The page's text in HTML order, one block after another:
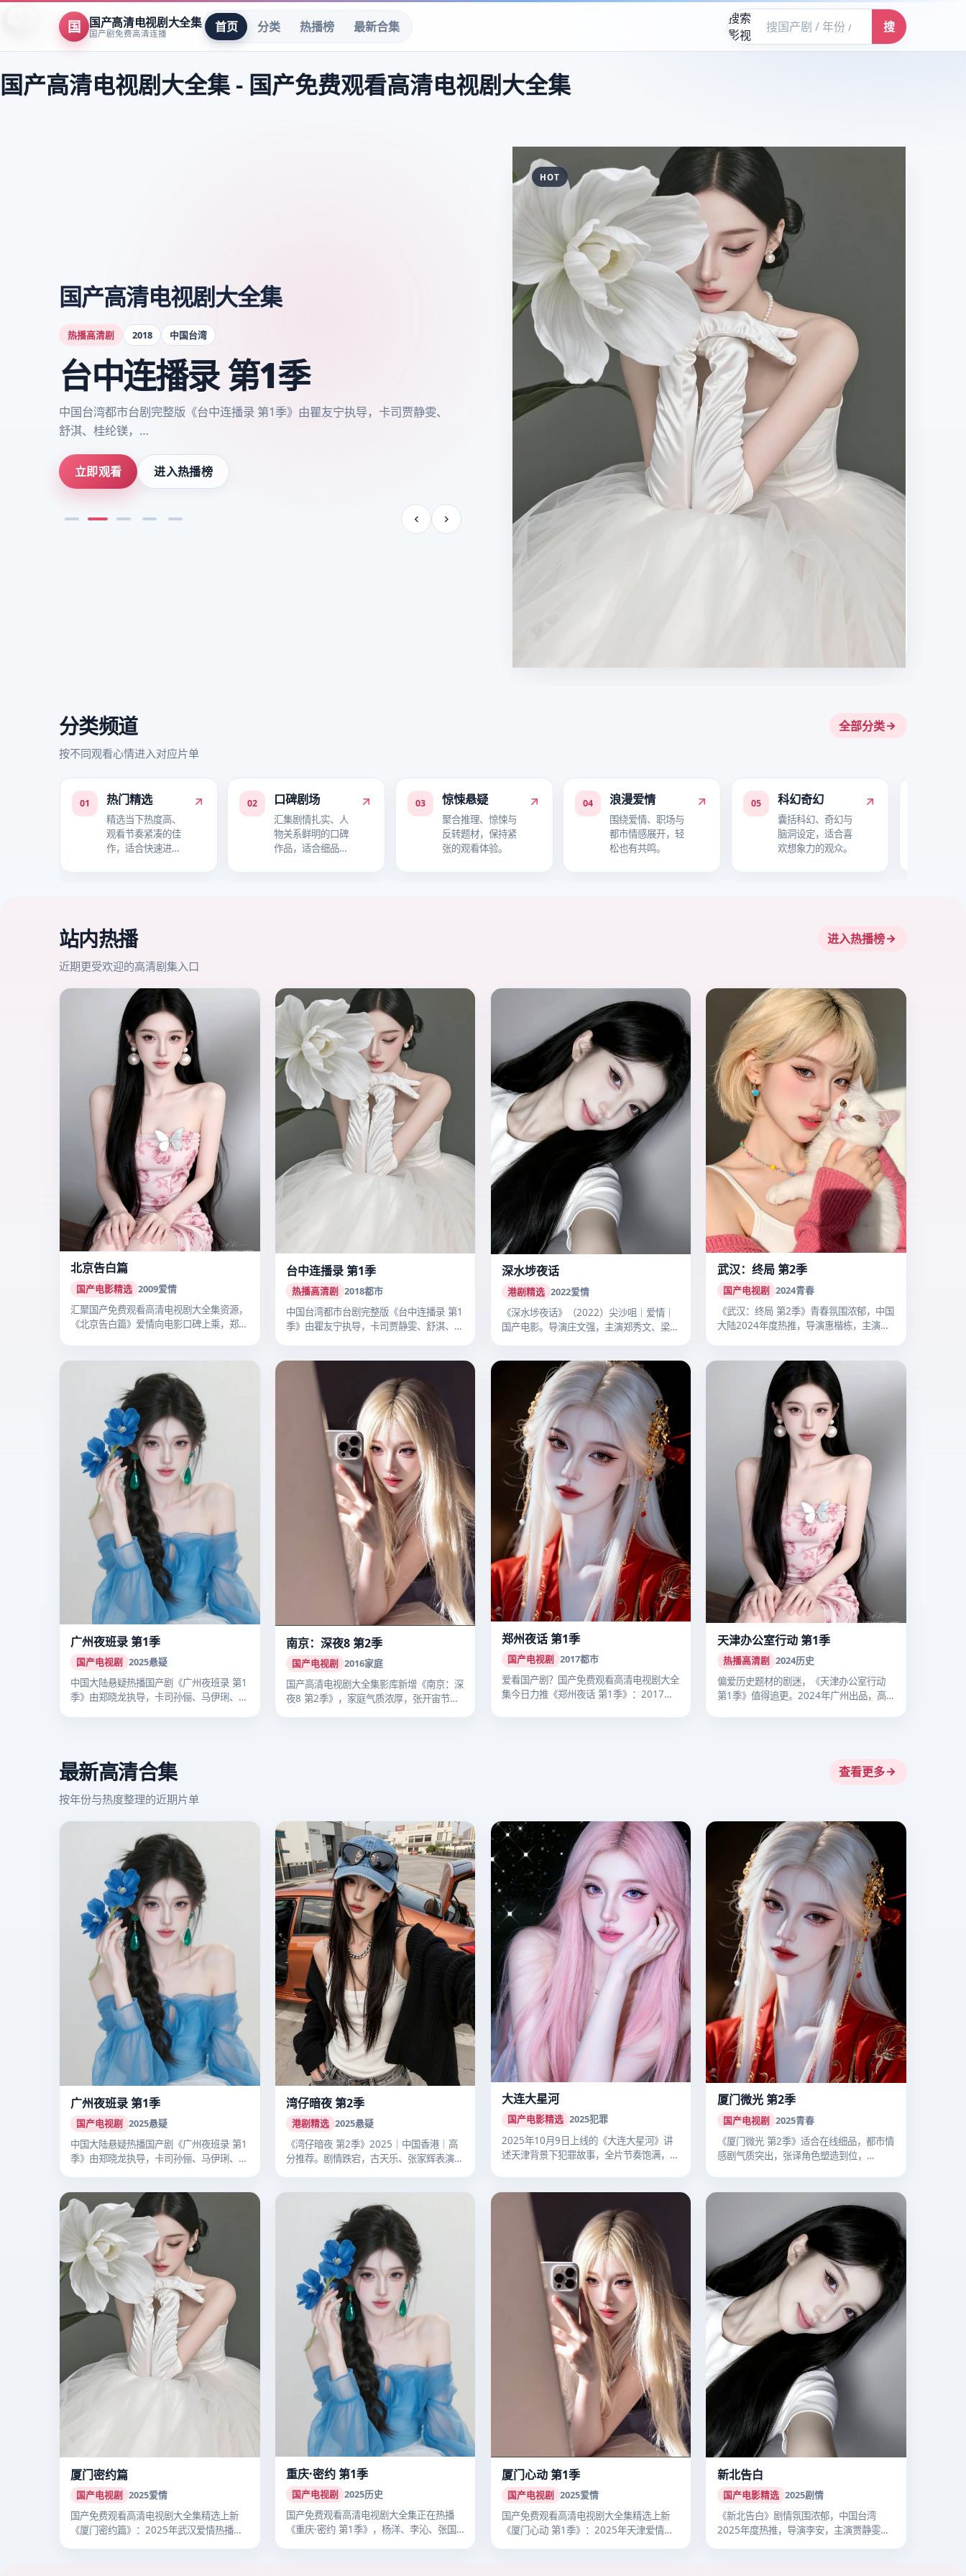
国 国产高清电视剧大全集
国产剧免费高清连播 首页 分类 热播榜 最新合集
搜索
影视
搜
国产高清电视剧大全集- 国产免费观看高清电视剧大全集
国产高清电视剧大全集
热播高清剧 2018 中国台湾
台中连播录 第1季
中国台湾都市台剧完整版《台中连播录 第1季》由瞿友宁执导，卡司贾静雯、
舒淇、桂纶镁，…
立即观看 进入热播榜
HOT
分类频道
按不同观看心情进入对应片单
全部分类
01 热门精选
精选当下热度高、
观看节奏紧凑的佳
作，适合快速进入
02 口碑剧场
汇集剧情扎实、人
物关系鲜明的口碑
作品，适合细品故
03 惊悚悬疑
聚合推理、惊悚与
反转题材，保持紧
张的观看体验。
04 浪漫爱情
围绕爱情、职场与
都市情感展开，轻
松也有共鸣。
05 科幻奇幻
囊括科幻、奇幻与
脑洞设定，适合喜
欢想象力的观众。
站内热播
近期更受欢迎的高清剧集入口
进入热播榜
北京告白篇
国产电影精选 2009爱情
汇聚国产免费观看高清电视剧大全集资源，
《北京告白篇》爱情向电影口碑上乘，郑晓
台中连播录 第1季
热播高清剧 2018都市
中国台湾都市台剧完整版《台中连播录 第1
季》由瞿友宁执导，卡司贾静雯、舒淇、桂
深水埗夜话
港剧精选 2022爱情
《深水埗夜话》（2022）尖沙咀｜爱情｜
国产电影。导演庄文强，主演郑秀文、梁朝
武汉：终局 第2季
国产电视剧 2024青春
《武汉：终局 第2季》青春氛围浓郁，中国
大陆2024年度热推，导演惠楷栋，主演
广州夜班录 第1季
国产电视剧 2025悬疑
中国大陆悬疑热播国产剧《广州夜班录 第1
季》由郑晓龙执导，卡司孙俪、马伊琍、李
南京：深夜8 第2季
国产电视剧 2016家庭
国产高清电视剧大全集影库新增《南京：深
夜8 第2季》，家庭气质浓厚，张开宙节奏
郑州夜话 第1季
国产电视剧 2017都市
爱看国产剧？国产免费观看高清电视剧大全
集今日力推《郑州夜话 第1季》：2017
天津办公室行动 第1季
热播高清剧 2024历史
偏爱历史题材的剧迷，《天津办公室行动
第1季》值得追更。2024年广州出品，高
最新高清合集
按年份与热度整理的近期片单
查看更多
广州夜班录 第1季
国产电视剧 2025悬疑
中国大陆悬疑热播国产剧《广州夜班录 第1
季》由郑晓龙执导，卡司孙俪、马伊琍、李
湾仔暗夜 第2季
港剧精选 2025悬疑
《湾仔暗夜 第2季》2025｜中国香港｜高
分推荐。剧情跌宕，古天乐、张家辉表演
大连大星河
国产电影精选 2025犯罪
2025年10月9日上线的《大连大星河》讲
述天津背景下犯罪故事，全片节奏饱满，
厦门微光 第2季
国产电视剧 2025青春
《厦门微光 第2季》适合在线细品，都市情
感剧气质突出，张译角色塑造到位，
厦门密约篇
国产电视剧 2025爱情
国产免费观看高清电视剧大全集精选上新
《厦门密约篇》：2025年武汉爱情热播国
重庆·密约 第1季
国产电视剧 2025历史
国产免费观看高清电视剧大全集正在热播
《重庆·密约 第1季》，杨洋、李沁、张国
厦门心动 第1季
国产电视剧 2025爱情
国产免费观看高清电视剧大全集精选上新
《厦门心动 第1季》：2025年天津爱情热
新北告白
国产电影精选 2025剧情
《新北告白》剧情氛围浓郁，中国台湾
2025年度热推，导演李安，主演贾静雯，